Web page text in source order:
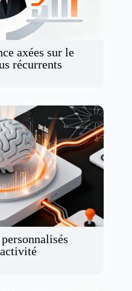
axées sur le
récurrents